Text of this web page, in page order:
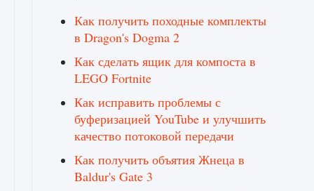
Как получить походные комплекты
в Dragon's Dogma 2
Как сделать ящик для компоста в
LEGO Fortnite
Как исправить проблемы с
буферизацией YouTube и улучшить
качество потоковой передачи
Как получить объятия Жнеца в
Baldur's Gate 3